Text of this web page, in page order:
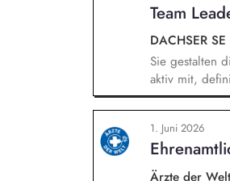
des
CSRD-
Team
DACHSER SE
Sie gestalten
aktiv mit,
konkrete
Steuerung
Kontext der
entwickeln
1. Juni 2026
Ärzte der